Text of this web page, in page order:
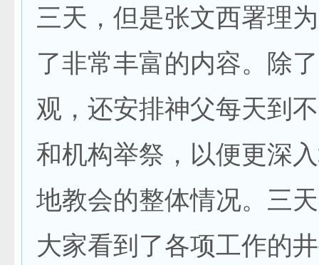
三天，但是张文西署理
了非常丰富的内容。除
观，还安排神父每天到
和机构举祭，以便更深
地教会的整体情况。三
大家看到了各项工作的